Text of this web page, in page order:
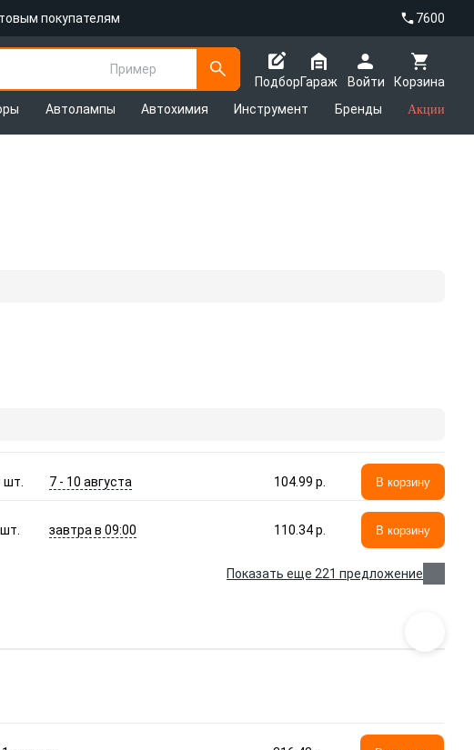
покупателям 7600
Пример
Подбор
Корзина
Гараж
Войти
Автолампы Автохимия Инструмент Бренды Акции
шт. 7 - 10 августа 104.99 p. В корзину
шт. завтра в 09:00 110.34 p. В корзину
Показать еще 221 предложение